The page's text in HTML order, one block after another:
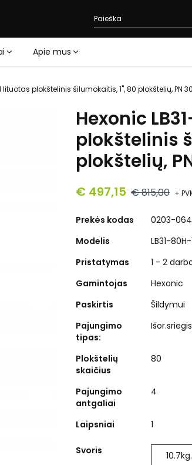
Apie mus
lituotas plokštelinis šilumokaitis, 1", 80 plokštelių, PN 30
Hexonic
plokštelinis
plokštelių,
€ 497,15 € 815,00 +
Prekės kodas
0203-
Modelis
LB31-80H-
Pristatymas
1 - 2
Gamintojas
Hexonic
Paskirtis
Šildymui
Pajungimo
tipas:
Plokštelių
skaičius
80
Pajungimo
antgaliai
4
Laipsniai 1
Svoris 10.7kg.